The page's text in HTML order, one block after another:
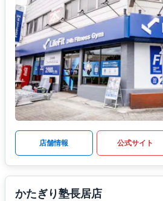
店舗情報 公式サイト
かたぎり塾長居店